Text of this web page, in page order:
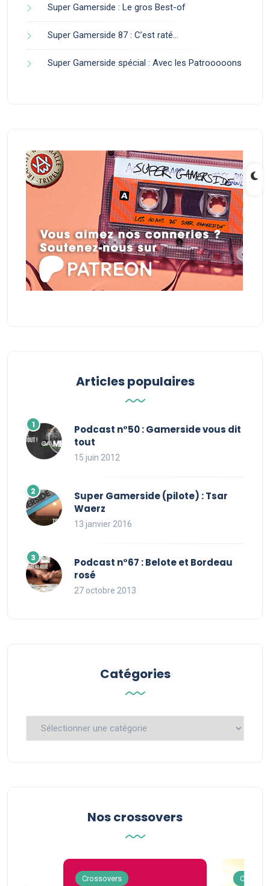
Super Gamerside : Le gros Best-of
Super Gamerside 87 : C’est raté…
Super Gamerside spécial : Avec les Patrooooons
Articles populaires
Podcast n°50 : Gamerside vous dit
tout
15 juin 2012
Super Gamerside (pilote) : Tsar
Waerz
13 janvier 2016
Podcast n°67 : Belote et Bordeau
rosé
27 octobre 2013
Catégories
Catégories
Nos crossovers
Crossovers